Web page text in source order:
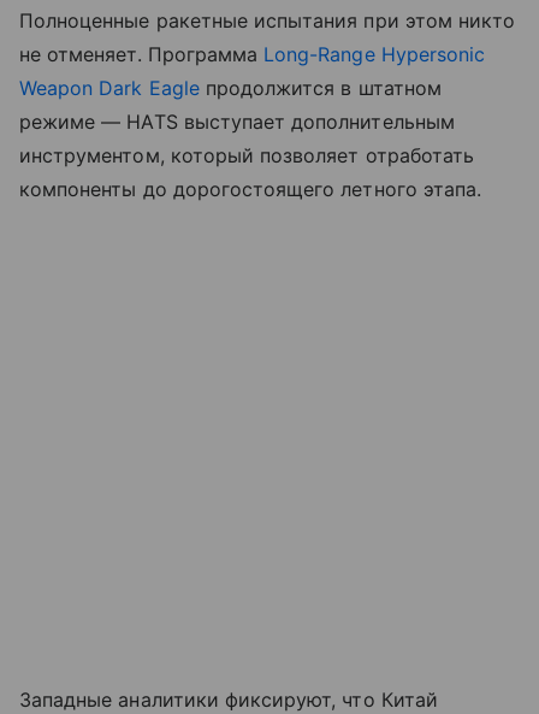
Полноценные ракетные испытания при этом никто
не отменяет. Программа Long-Range Hypersonic
Weapon Dark Eagleпродолжится в штатном
режиме — HATS выступает дополнительным
инструментом, который позволяет отработать
компоненты до дорогостоящего летного этапа.
Западные аналитики фиксируют, что Китай